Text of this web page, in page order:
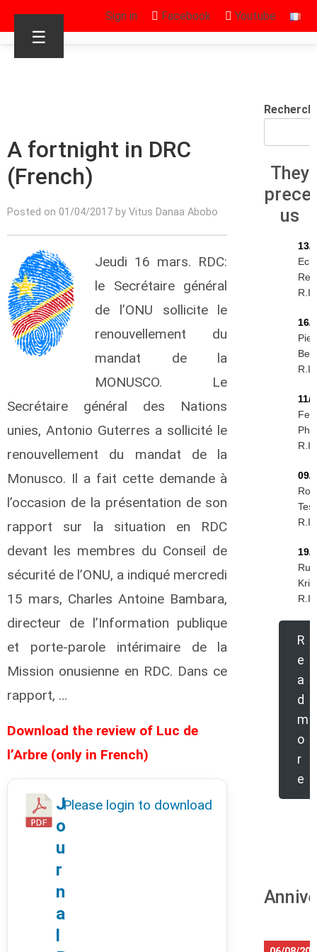
Sign in Facebook Youtube
☰
A fortnight in DRC
(French)
Posted on 01/04/2017 by Vitus Danaa Abobo
Jeudi 16 mars. RDC:
le Secrétaire général
de l’ONU sollicite le
renouvellement du
mandat de la
MONUSCO. Le
Secrétaire général des Nations
unies, Antonio Guterres a sollicité le
renouvellement du mandat de la
Monusco. Il a fait cette demande à
l’occasion de la présentation de son
rapport sur la situation en RDC
devant les membres du Conseil de
sécurité de l’ONU, a indiqué mercredi
15 mars, Charles Antoine Bambara,
directeur de l’Information publique
et porte-parole intérimaire de la
Mission onusienne en RDC. Dans ce
rapport, …
Download the review of Luc de
l’Arbre (only in French)
J
o
u
r
n
a
Please login to download
They
us
13/
16/
Piet
11/
09/
19/
R
e
a
d
m
o
r
e